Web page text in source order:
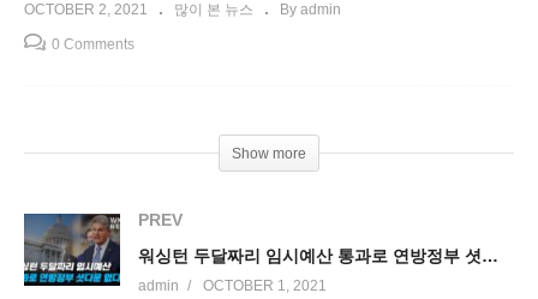
OCTOBER 2, 2021 많이 본 뉴스 By admin
0 Comments
Show more
PREV
워싱턴 두달짜리 임시예산 통과로 연방정부 셧다운 없다
admin OCTOBER 1, 2021